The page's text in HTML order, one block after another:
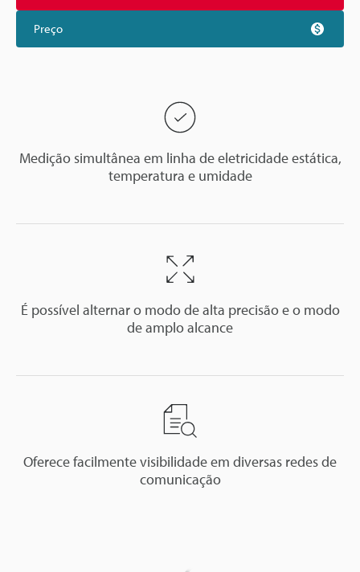
Preço
Medição simultânea em linha de eletricidade estática,
temperatura e umidade
É possível alternar o modo de alta precisão e o modo
de amplo alcance
Oferece facilmente visibilidade em diversas redes de
comunicação